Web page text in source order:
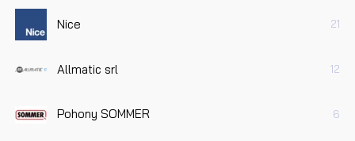
Nice 21
Allmatic srl 12
Pohony SOMMER 6